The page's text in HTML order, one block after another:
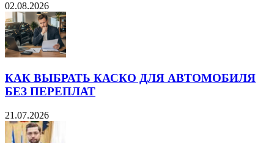
02.08.2026
КАК ВЫБРАТЬ КАСКО ДЛЯ АВТОМОБИЛЯ
БЕЗ ПЕРЕПЛАТ
21.07.2026